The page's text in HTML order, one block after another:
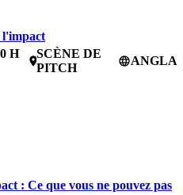
l'impact
H
place
SCÈNE DE
PITCH
language
: Ce que vous ne pouvez pas